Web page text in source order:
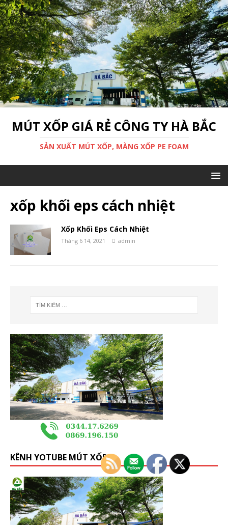
MÚT XỐP GIÁ RẺ CÔNG TY HÀ BẮC
SẢN XUẤT MÚT XỐP, MÀNG XỐP PE FOAM
xốp khối eps cách nhiệt
Xốp Khối Eps Cách Nhiệt
Tháng 6 14, 2021 admin
KÊNH YOTUBE MÚT XỐP